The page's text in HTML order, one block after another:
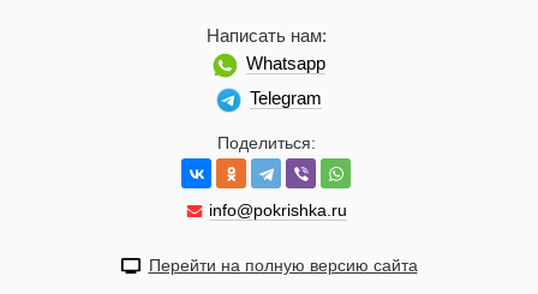
Поделиться:
info@pokrishka.ru
Написать нам:
Whatsapp
Telegram
Перейти на полную версию сайта